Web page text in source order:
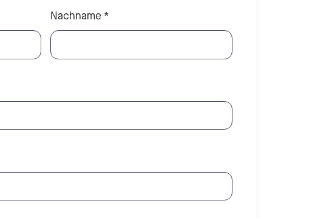
Nachname *